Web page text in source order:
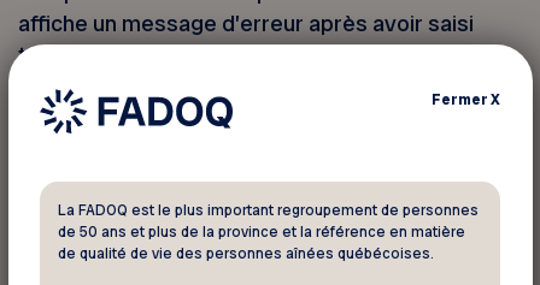
affiche un message d’erreur après avoir saisi
toutes les informations requises, veuillez
attendre quelques minutes, puis vérifier vos
courriels (y compris le dossier de courrier
ait bien fonctionné malgré ce message d’erreur.
Dans ce cas, vous recevrez un message de
confirmation de la part de Microsoft Teams.
FermerX
La FADOQ est le plus important regroupement de personnes
de 50 ans et plus de la province et la référence en matière
de qualité de vie des personnes aînées québécoises.